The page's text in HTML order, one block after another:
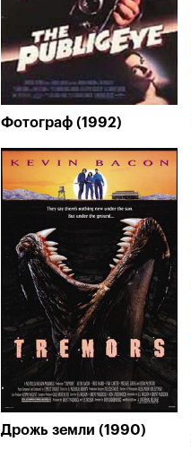
Фотограф (1992)
Дрожь земли (1990)